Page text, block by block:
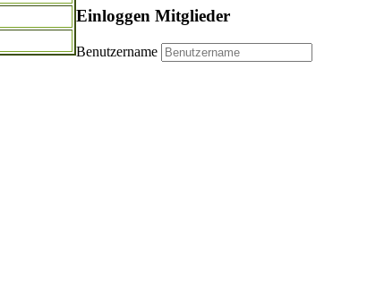
Einloggen Mitglieder
Benutzername